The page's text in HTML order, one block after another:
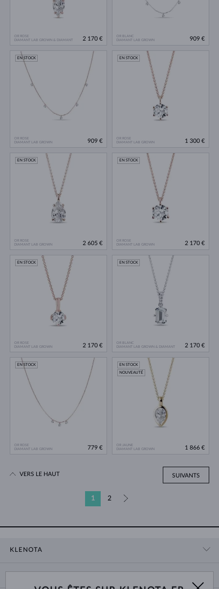
OR ROSE
DIAMANT LAB GROWN & DIAMANT
2 170 €
OR BLANC
DIAMANT LAB GROWN
909 €
OR ROSE
DIAMANT LAB GROWN
EN STOCK
909 €
OR ROSE
DIAMANT LAB GROWN
EN STOCK
1 300 €
OR ROSE
DIAMANT LAB GROWN
EN STOCK
2 605 €
OR ROSE
DIAMANT LAB GROWN
EN STOCK
2 170 €
OR ROSE
DIAMANT LAB GROWN
EN STOCK
2 170 €
OR BLANC
DIAMANT LAB GROWN & DIAMANT
EN STOCK
2 170 €
OR ROSE
DIAMANT LAB GROWN
EN STOCK
779 €
OR JAUNE
DIAMANT LAB GROWN
EN STOCK
NOUVEAUTÉ
1 866 €
SUIVANTS
1 2
VERS LE HAUT
KLENOTA